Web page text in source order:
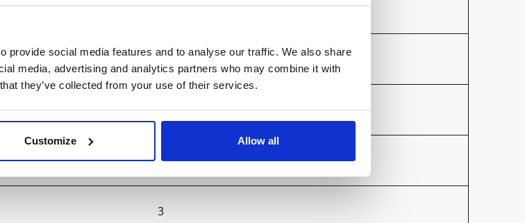
provide social media features and to analyse our traffic. We also share
media, advertising and analytics partners who may combine it with
they’ve collected from your use of their services.
Customize Allow all
D
19500
4000
>80
3